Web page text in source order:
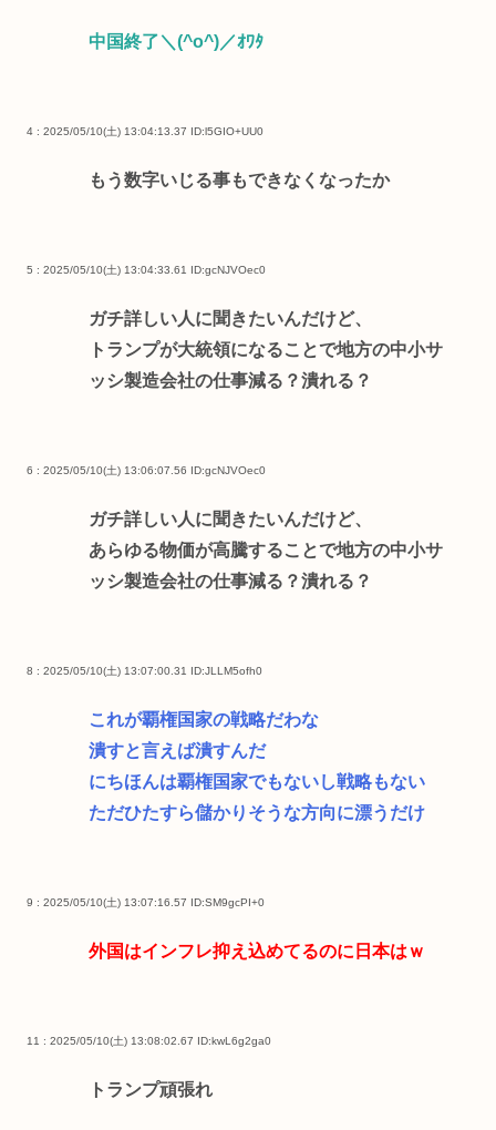
中国終了＼(^o^)／ｵﾜﾀ
4 : 2025/05/10(土) 13:04:13.37 ID:l5GIO+UU0
もう数字いじる事もできなくなったか
5 : 2025/05/10(土) 13:04:33.61 ID:gcNJVOec0
ガチ詳しい人に聞きたいんだけど、
トランプが大統領になることで地方の中小サ
ッシ製造会社の仕事減る？潰れる？
6 : 2025/05/10(土) 13:06:07.56 ID:gcNJVOec0
ガチ詳しい人に聞きたいんだけど、
あらゆる物価が高騰することで地方の中小サ
ッシ製造会社の仕事減る？潰れる？
8 : 2025/05/10(土) 13:07:00.31 ID:JLLM5ofh0
これが覇権国家の戦略だわな
潰すと言えば潰すんだ
にちほんは覇権国家でもないし戦略もない
ただひたすら儲かりそうな方向に漂うだけ
9 : 2025/05/10(土) 13:07:16.57 ID:SM9gcPI+0
外国はインフレ抑え込めてるのに日本はｗ
11 : 2025/05/10(土) 13:08:02.67 ID:kwL6g2ga0
トランプ頑張れ